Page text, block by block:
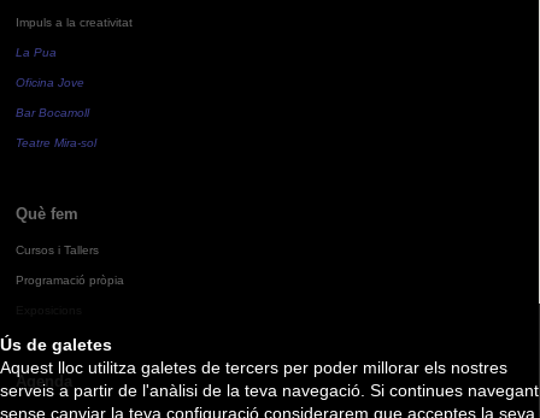
Ús de galetes
Aquest lloc utilitza galetes de tercers per poder millorar els nostres
serveis a partir de l'anàlisi de la teva navegació. Si continues navegant
sense canviar la teva configuració considerarem que acceptes la seva
Impuls a la creativitat
La Pua
Oficina Jove
Bar Bocamoll
Teatre Mira-sol
Què fem
Cursos i Tallers
Programació pròpia
Agenda